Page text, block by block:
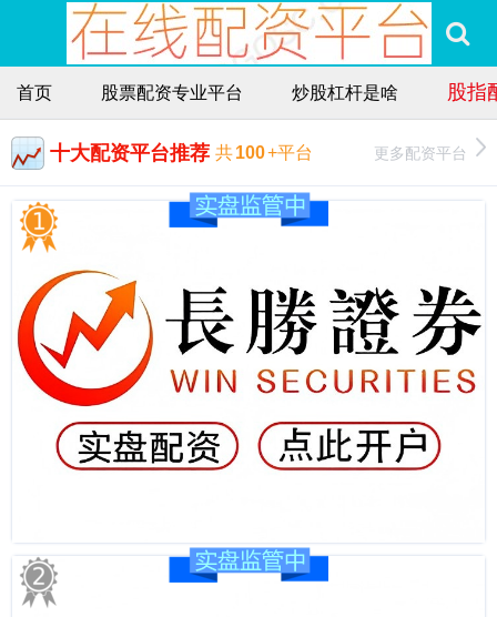
首页 股票配资专业平台 炒股杠杆是啥 股指
十大配资平台推荐 共100+平台 更多配资平台